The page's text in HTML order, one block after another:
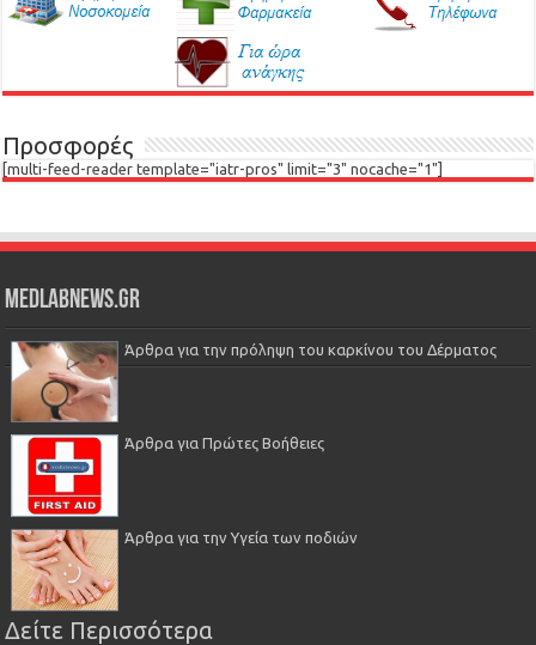
Προσφορές
[multi-feed-reader template="iatr-pros" limit="3" nocache="1"]
Medlabnews.gr
Άρθρα για την πρόληψη του καρκίνου του Δέρματος
Άρθρα για Πρώτες Βοήθειες
Άρθρα για την Υγεία των ποδιών
Δείτε Περισσότερα